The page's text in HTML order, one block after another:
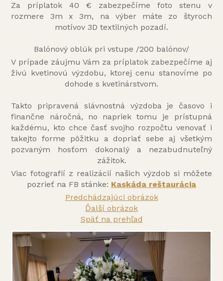
Za príplatok 40 € zabezpečíme foto stenu v
rozmere 3m x 3m, na výber máte zo štyroch
motívov 3D textilných pozadí.
Balónový oblúk pri vstupe /200 balónov/
V prípade záujmu Vám za príplatok zabezpečíme aj
živú kvetinovú výzdobu, ktorej cenu stanovíme po
dohode s kvetinárstvom.
Takto pripravená slávnostná výzdoba je časovo i
finančne náročná, no napriek tomu je prístupná
každému, kto chce časť svojho rozpočtu venovať i
takejto forme pôžitku a dopriať sebe aj všetkým
pozvaným hosťom dokonalý a nezabudnuteľný
zážitok.
Viac fotografií z realizácií našich výzdob si môžete
pozrieť na FB stánke: Kaskáda reštaurácia
Predchádzajúci obrázok
Ďalší obrázok
Späť na prehľad